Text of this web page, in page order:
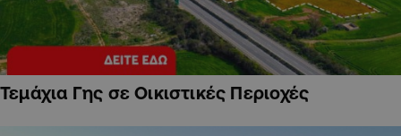
Τεμάχια Γης σε Οικιστικές Περιοχές